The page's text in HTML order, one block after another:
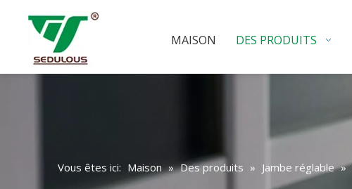
MAISON DES PRODUITS
Vous êtes ici: Maison » Des produits » Jambe réglable »